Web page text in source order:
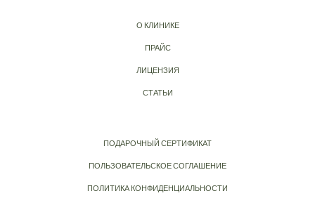
О КЛИНИКЕ
ПРАЙС
ЛИЦЕНЗИЯ
СТАТЬИ
ПОДАРОЧНЫЙ СЕРТИФИКАТ
ПОЛЬЗОВАТЕЛЬСКОЕ СОГЛАШЕНИЕ
ПОЛИТИКА КОНФИДЕНЦИАЛЬНОСТИ